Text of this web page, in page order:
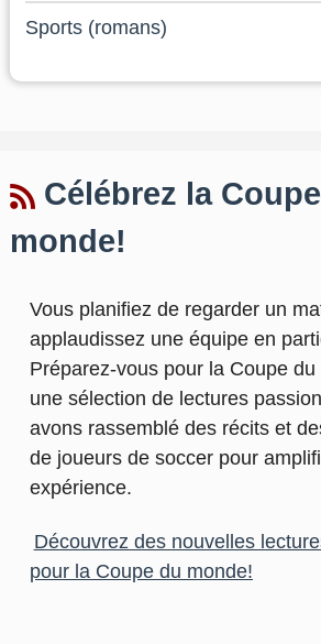
Sports (romans)
Célébrez la
monde!
Vous planifiez de regarder un
applaudissez une équipe en
Préparez-vous pour la Coupe
une sélection de lectures
avons rassemblé des récits et
de joueurs de soccer pour
expérience.
Découvrez des nouvelles
pour la Coupe du monde!